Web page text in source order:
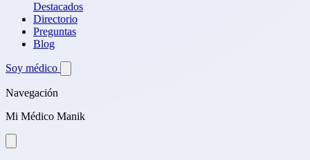
Destacados
Directorio
Preguntas
Blog
Soy médico
Navegación
Mi Médico Manik